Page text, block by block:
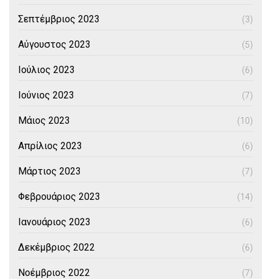
Σεπτέμβριος 2023 (3)
Αύγουστος 2023 (5)
Ιούλιος 2023 (6)
Ιούνιος 2023 (7)
Μάιος 2023 (10)
Απρίλιος 2023 (6)
Μάρτιος 2023 (7)
Φεβρουάριος 2023 (14)
Ιανουάριος 2023 (6)
Δεκέμβριος 2022 (6)
Νοέμβριος 2022 (7)